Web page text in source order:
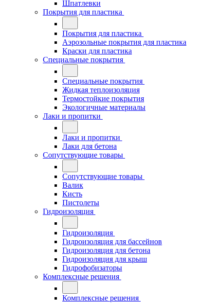
Шпатлевки
Покрытия для пластика
Покрытия для пластика
Аэрозольные покрытия для пластика
Краски для пластика
Специальные покрытия
Специальные покрытия
Жидкая теплоизоляция
Термостойкие покрытия
Экологичные материалы
Лаки и пропитки
Лаки и пропитки
Лаки для бетона
Сопутствующие товары
Сопутствующие товары
Валик
Кисть
Пистолеты
Гидроизоляция
Гидроизоляция
Гидроизоляция для бассейнов
Гидроизоляция для бетона
Гидроизоляция для крыш
Гидрофобизаторы
Комплексные решения
Комплексные решения